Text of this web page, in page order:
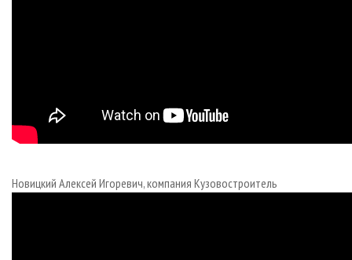
Новицкий Алексей Игоревич, компания Кузовостроитель